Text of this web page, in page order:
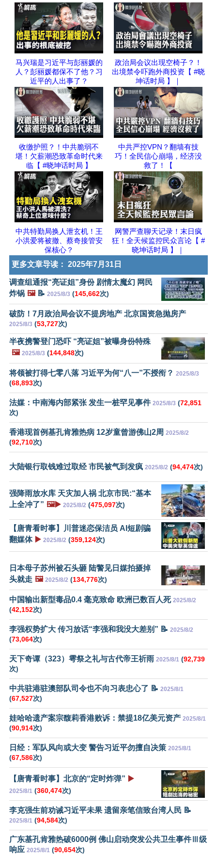
马兴瑞是习近平与彭丽媛的
人？彭丽媛都保不了他？习
近平的人出事了？
政治局会议出现空椅子？！
出境禁令吓跑外商投资【 #晓
坤话时局 】｜
收缴护照？！中共脆弱不
堪！欠薪潮恐致革命时代来
临【 #晓坤话时局 】
中共严控VPN？翻墙有技
巧！全民信心崩塌，经济没
救了！【
中共特勤局换人泄玄机！王
小洪爱将被撤、蔡奇接管安
保核心？
网警严查聊天记录！末日疯
狂！全天候监控民众言论【 #
晓坤话时局 】｜
更多文章导读： 2025年7月31日
调查组通报“亮证姐”身份 剧情太魔幻 网民
炸锅 🖼️📝 2025/8/3 (145,662次)
破防！7月政治局会议不提房地产 北京国资急抛房产
2025/8/3 (53,727次)
半夜携警登门恐吓 “亮证姐”被曝身份特殊
🖼️ 2025/8/3 (144,848次)
将领被打得七零八落 习近平为何“八一”不授衔？ 2025/8/3
(68,893次)
法媒：中南海内部紧张 发生一桩罕见事件 2025/8/3 (72,851
次)
香港现首例基孔肯雅热病 12岁童曾游佛山2周 2025/8/2
(92,710次)
大陆银行取钱难过取经 市民被气到发疯 2025/8/2 (94,474次)
强降雨放水库 天灾加人祸 北京市民:“基本
上全冲了” 🖼️▶️ 2025/8/2 (475,097次)
【唐青看时事】川普迷恋保洁员 AI短剧骗
翻媒体 ▶️ 2025/8/2 (359,124次)
日本母子苏州被石头砸 陆警见日媒拍摄掉
头就走 🖼️ 2025/8/2 (134,776次)
中国输出新型毒品0.4 毫克致命 欧洲已数百人死 2025/8/2
(42,152次)
李强权势扩大 传习放话“李强和我没大差别” 📝 2025/8/2
(73,064次)
天下奇谭（323）雩祭之礼与古代帝王祈雨 2025/8/1 (92,739
次)
中共驻港驻澳部队司令也不向习表忠心了 📝 2025/8/1
(67,527次)
娃哈哈遗产案宗馥莉香港败诉：禁提18亿美元资产 2025/8/1
(90,914次)
日经：军队风向或大变 警告习近平勿擅自决策 2025/8/1
(67,586次)
【唐青看时事】北京的“定时炸弹” ▶️
2025/8/1 (360,474次)
李克强生前劝诫习近平未果 遗留亲笔信致台湾人民 📝
2025/8/1 (94,584次)
广东基孔肯雅热破6000例 佛山启动突发公共卫生事件Ⅲ级
响应 2025/8/1 (90,654次)